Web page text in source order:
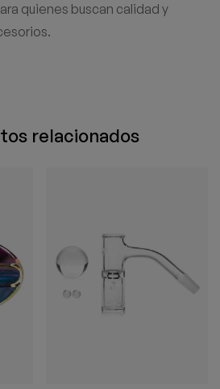
quienes buscan calidad y
relacionados